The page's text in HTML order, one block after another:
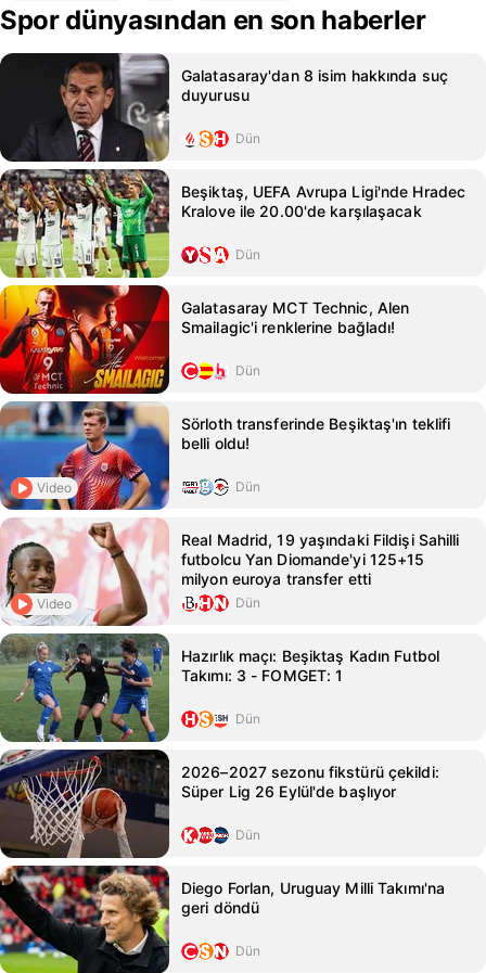
Spor dünyasından en son haberler
Galatasaray'dan 8 isim hakkında suç
duyurusu
Dün
Beşiktaş, UEFA Avrupa Ligi'nde Hradec
Kralove ile 20.00'de karşılaşacak
Dün
Galatasaray MCT Technic, Alen
Smailagic'i renklerine bağladı!
Dün
Video
Sörloth transferinde Beşiktaş'ın teklifi
belli oldu!
Dün
Video
Real Madrid, 19 yaşındaki Fildişi Sahilli
futbolcu Yan Diomande'yi 125+15
milyon euroya transfer etti
Dün
Hazırlık maçı: Beşiktaş Kadın Futbol
Takımı: 3 - FOMGET: 1
Dün
2026–2027 sezonu fikstürü çekildi:
Süper Lig 26 Eylül'de başlıyor
Dün
Diego Forlan, Uruguay Milli Takımı'na
geri döndü
Dün